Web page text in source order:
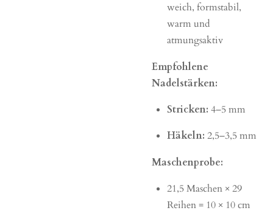
weich, formstabil,
warm und
atmungsaktiv
Empfohlene
Nadelstärken:
Stricken: 4–5 mm
Häkeln: 2,5–3,5 mm
Maschenprobe:
21,5 Maschen × 29
Reihen = 10 × 10 cm